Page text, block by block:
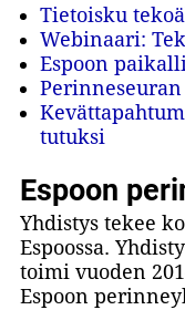
Tietoisku
Webinaari:
Espoon
tutuksi
Espoon
Yhdistys tekee
Espoossa.
toimi vuoden
Espoon